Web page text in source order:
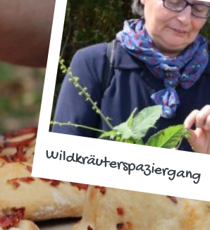
Wildkräuterspaziergang